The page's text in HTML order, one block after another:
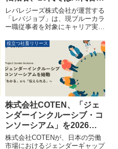
の不安が動機に
レバレジーズ株式会社が運営する
「レバジョブ」は、現ブルーカラ
ー職従事者を対象にキャリア実態
より、ブルーカラー職の約5人に
1人がホワイトカラー職からの転
職者であることが判明しました。
特に20代では、AIによる代替へ
の不安が転職動機の一つとなって
いることが明らかになっていま
役立つ社畜リリース
株式会社COTEN、「ジェ
ンダーインクルーシブ・コ
ンソーシアム」を2026年9
月に始動 – 労働市場の構造
変革へ業界横断で挑戦
株式会社COTENが、日本の労働
市場におけるジェンダーギャップ